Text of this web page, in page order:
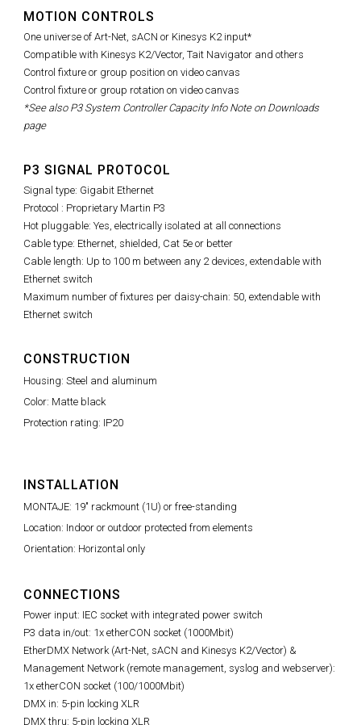
MOTION CONTROLS
One universe of Art-Net, sACN or Kinesys K2 input*
Compatible with Kinesys K2/Vector, Tait Navigator and others
Control fixture or group position on video canvas
Control fixture or group rotation on video canvas
*See also P3 System Controller Capacity Info Note on Downloads
page
P3 SIGNAL PROTOCOL
Signal type: Gigabit Ethernet
Protocol : Proprietary Martin P3
Hot pluggable: Yes, electrically isolated at all connections
Cable type: Ethernet, shielded, Cat 5e or better
Cable length: Up to 100 m between any 2 devices, extendable with
Ethernet switch
Maximum number of fixtures per daisy-chain: 50, extendable with
Ethernet switch
CONSTRUCTION
Housing: Steel and aluminum
Color: Matte black
Protection rating: IP20
INSTALLATION
MONTAJE: 19" rackmount (1U) or free-standing
Location: Indoor or outdoor protected from elements
Orientation: Horizontal only
CONNECTIONS
Power input: IEC socket with integrated power switch
P3 data in/out: 1x etherCON socket (1000Mbit)
EtherDMX Network (Art-Net, sACN and Kinesys K2/Vector) &
Management Network (remote management, syslog and webserver):
1x etherCON socket (100/1000Mbit)
DMX in: 5-pin locking XLR
DMX thru: 5-pin locking XLR